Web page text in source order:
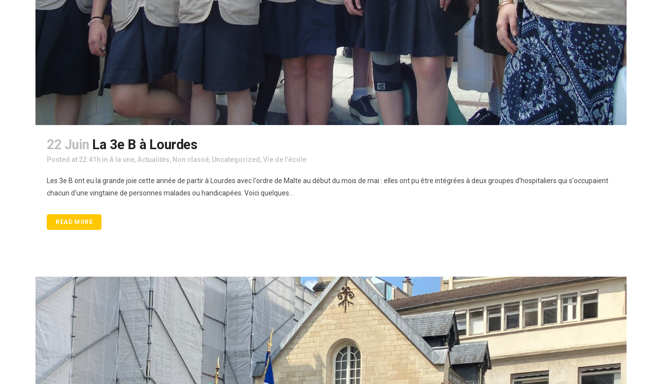
22 Juin La 3e B à Lourdes
Posted at 22:41h in A la une, Actualités, Non classé, Uncategorized ,Vie de l'école
Les 3e B ont eu la grande joie cette année de partir à Lourdes avec l'ordre de Malte au début du mois de mai : elles ont pu être intégrées à deux groupes d'hospitaliers qui s'occupaient
chacun d'une vingtaine de personnes malades ou handicapées. Voici quelques...
READ MORE